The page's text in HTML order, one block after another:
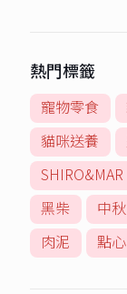
熱門標籤
寵物零食
貓咪送養
SHIRO&MAR
黑柴
中秋
肉泥
點心